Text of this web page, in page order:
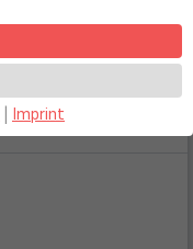
| Imprint